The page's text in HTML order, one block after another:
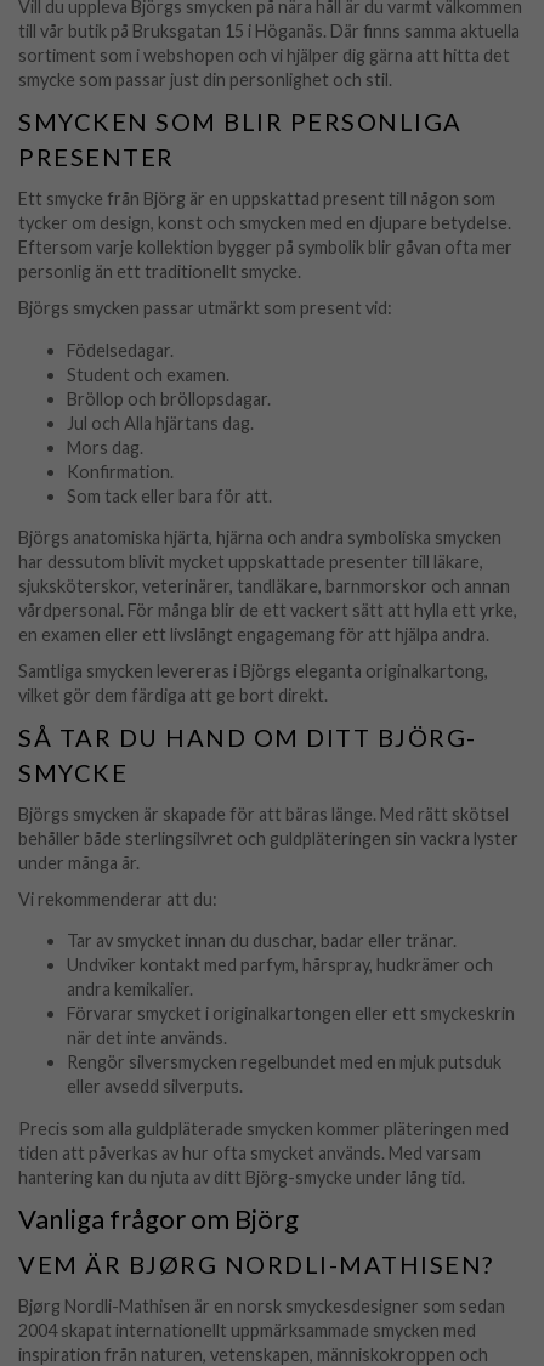
Vill du uppleva Björgs smycken på nära håll är du varmt välkommen
till vår butik på Bruksgatan 15 i Höganäs. Där finns samma aktuella
sortiment som i webshopen och vi hjälper dig gärna att hitta det
smycke som passar just din personlighet och stil.
SMYCKEN SOM BLIR PERSONLIGA
PRESENTER
Ett smycke från Björg är en uppskattad present till någon som
tycker om design, konst och smycken med en djupare betydelse.
Eftersom varje kollektion bygger på symbolik blir gåvan ofta mer
personlig än ett traditionellt smycke.
Björgs smycken passar utmärkt som present vid:
Födelsedagar.
Student och examen.
Bröllop och bröllopsdagar.
Jul och Alla hjärtans dag.
Mors dag.
Konfirmation.
Som tack eller bara för att.
Björgs anatomiska hjärta, hjärna och andra symboliska smycken
har dessutom blivit mycket uppskattade presenter till läkare,
sjuksköterskor, veterinärer, tandläkare, barnmorskor och annan
vårdpersonal. För många blir de ett vackert sätt att hylla ett yrke,
en examen eller ett livslångt engagemang för att hjälpa andra.
Samtliga smycken levereras i Björgs eleganta originalkartong,
vilket gör dem färdiga att ge bort direkt.
SÅ TAR DU HAND OM DITT BJÖRG-
SMYCKE
Björgs smycken är skapade för att bäras länge. Med rätt skötsel
behåller både sterlingsilvret och guldpläteringen sin vackra lyster
under många år.
Vi rekommenderar att du:
Tar av smycket innan du duschar, badar eller tränar.
Undviker kontakt med parfym, hårspray, hudkrämer och
andra kemikalier.
Förvarar smycket i originalkartongen eller ett smyckeskrin
när det inte används.
Rengör silversmycken regelbundet med en mjuk putsduk
eller avsedd silverputs.
Precis som alla guldpläterade smycken kommer pläteringen med
tiden att påverkas av hur ofta smycket används. Med varsam
hantering kan du njuta av ditt Björg-smycke under lång tid.
Vanliga frågor om Björg
VEM ÄR BJØRG NORDLI-MATHISEN?
Bjørg Nordli-Mathisen är en norsk smyckesdesigner som sedan
2004 skapat internationellt uppmärksammade smycken med
inspiration från naturen, vetenskapen, människokroppen och